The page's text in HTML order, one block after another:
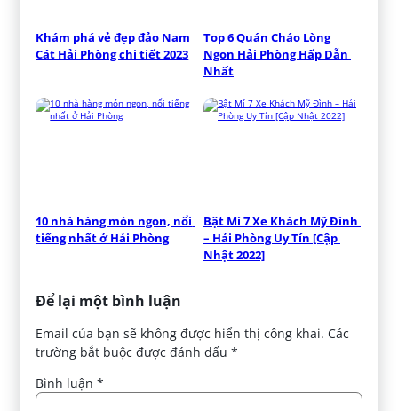
Khám phá vẻ đẹp đảo Nam
Cát Hải Phòng chi tiết 2023
Top 6 Quán Cháo Lòng
Ngon Hải Phòng Hấp Dẫn
Nhất
10 nhà hàng món ngon, nổi
tiếng nhất ở Hải Phòng
Bật Mí 7 Xe Khách Mỹ Đình
– Hải Phòng Uy Tín [Cập
Nhật 2022]
Để lại một bình luận
Email của bạn sẽ không được hiển thị công khai. Các
trường bắt buộc được đánh dấu*
Bình luận*